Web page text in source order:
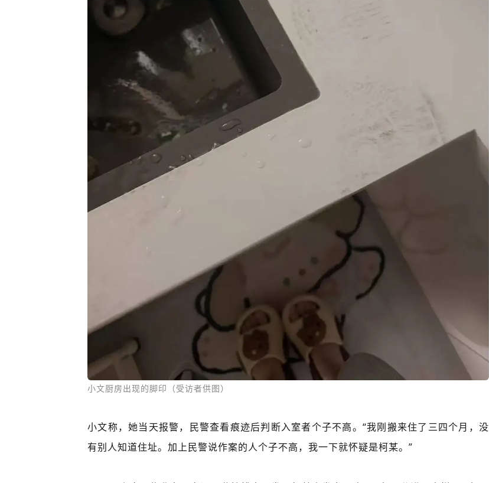
小文厨房出现的脚印（受访者供图）
小文称，她当天报警，民警查看痕迹后判断入室者个子不高。“我刚搬来住了三四个月，没
有别人知道住址。加上民警说作案的人个子不高，我一下就怀疑是柯某。”